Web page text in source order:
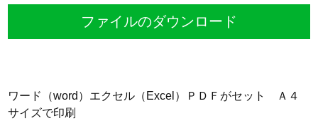
ファイルのダウンロード
ワード（word）エクセル（Excel）ＰＤＦがセット Ａ４
サイズで印刷